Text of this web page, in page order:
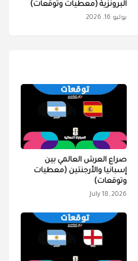
البرونزية (معطيات وتوقعات)
يوليو 16, 2026
صراع العرش العالمي بين
إسبانيا والأرجنتين (معطيات
وتوقعات)
July 18, 2026